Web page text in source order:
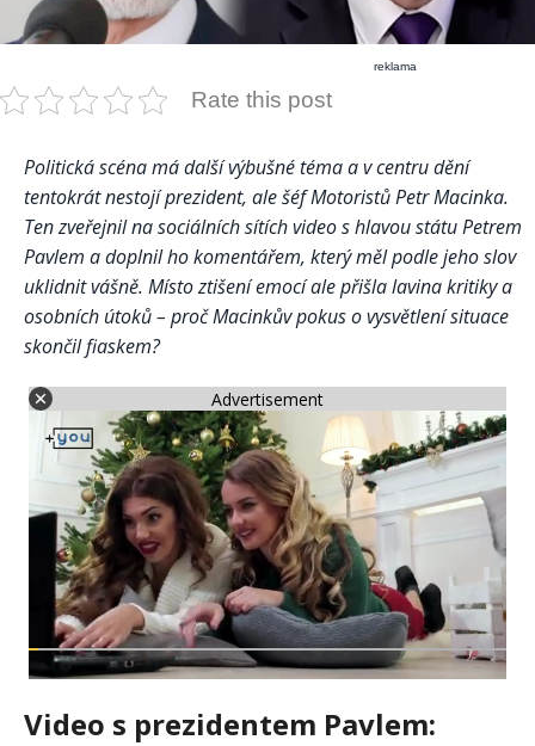
reklama
Rate this post
Politická scéna má další výbušné téma a v centru dění
tentokrát nestojí prezident, ale šéf Motoristů Petr Macinka.
Ten zveřejnil na sociálních sítích video s hlavou státu Petrem
Pavlem a doplnil ho komentářem, který měl podle jeho slov
uklidnit vášně. Místo ztišení emocí ale přišla lavina kritiky a
osobních útoků – proč Macinkův pokus o vysvětlení situace
skončil fiaskem?
Advertisement
Video s prezidentem Pavlem: